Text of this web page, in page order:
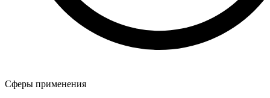
Сферы применения